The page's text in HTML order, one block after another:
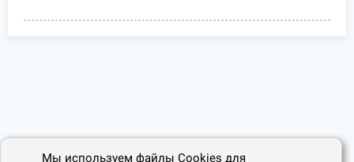
Мы используем файлы Cookies для